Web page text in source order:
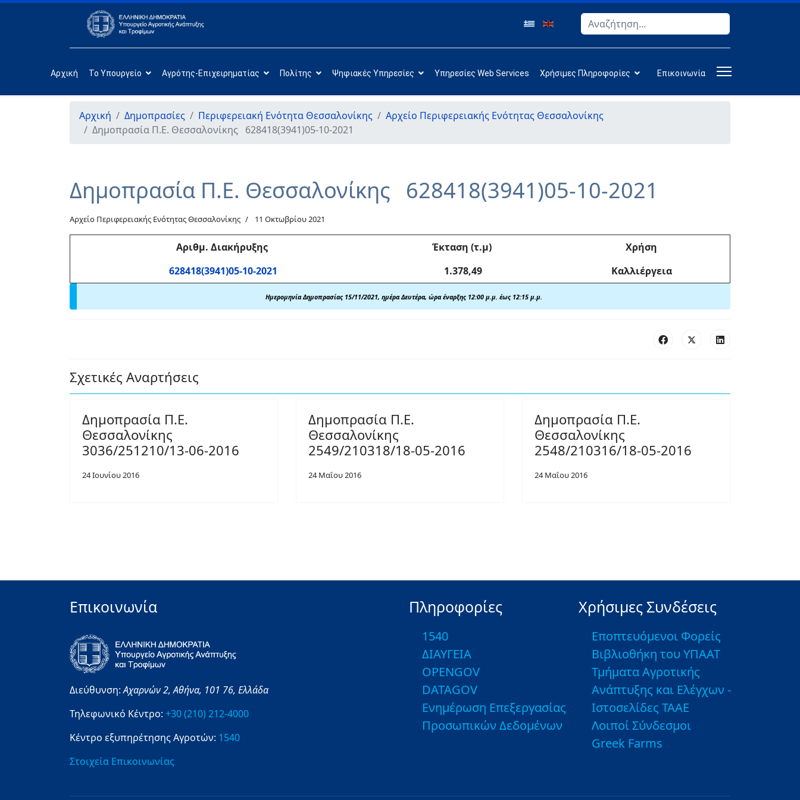
Αναζήτηση
Αρχική Το Υπουργείο Αγρότης-Επιχειρηματίας Πολίτης Ψηφιακές Υπηρεσίες Υπηρεσίες Web Services Χρήσιμες Πληροφορίες Επικοινωνία
Αρχική Δημοπρασίες Περιφερειακή Ενότητα Θεσσαλονίκης
Αρχείο Περιφερειακής Ενότητας Θεσσαλονίκης
Δημοπρασία Π.Ε. Θεσσαλονίκης 628418(3941)05-10-2021
Δημοπρασία Π.Ε. Θεσσαλονίκης 628418(3941)05-10-2021
Αρχείο Περιφερειακής Ενότητας Θεσσαλονίκης 11 Οκτωβρίου 2021
Αριθμ. Διακήρυξης Έκταση (τ.μ)
Χρήση
628418(3941)05-10-2021
1.378,49 Καλλιέργεια
Ημερομηνία Δημοπρασίας 15/11/2021, ημέρα Δευτέρα, ώρα έναρξης 12:00 μ.μ. έως 12:15 μ.μ.
Σχετικές Αναρτήσεις
Δημοπρασία Π.Ε.
Θεσσαλονίκης
3036/251210/13-06-2016
24 Ιουνίου 2016
Δημοπρασία Π.Ε.
Θεσσαλονίκης
2549/210318/18-05-2016
24 Μαΐου 2016
Δημοπρασία Π.Ε.
Θεσσαλονίκης
2548/210316/18-05-2016
24 Μαΐου 2016
Επικοινωνία
Διεύθυνση:Αχαρνών 2,Αθήνα, 101 76, Ελλάδα
Τηλεφωνικό Κέντρο: +30 (210) 212-4000
Κέντρο εξυπηρέτησης Αγροτών: 1540
Στοιχεία Επικοινωνίας
Πληροφορίες
1540
ΔΙΑΥΓΕΙΑ
OPENGOV
DATAGOV
Ενημέρωση Επεξεργασίας
Προσωπικών Δεδομένων
Χρήσιμες Συνδέσεις
Εποπτευόμενοι Φορείς
Βιβλιοθήκη του ΥΠΑΑΤ
Τμήματα Αγροτικής
Ανάπτυξης και Ελέγχων -
Ιστοσελίδες ΤΑΑΕ
Λοιποί Σύνδεσμοι
Greek Farms